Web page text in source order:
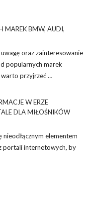
MAREK BMW, AUDI,
oraz zainteresowanie
popularnych marek
warto przyjrzeć …
W ERZE
DLA MIŁOŚNIKÓW
nieodłącznym elementem
portali internetowych, by